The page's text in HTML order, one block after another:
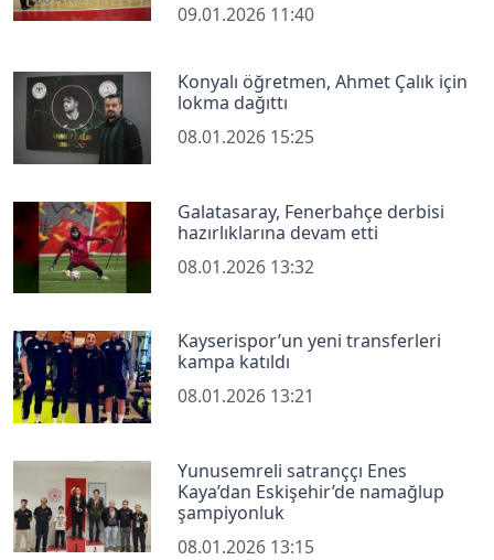
09.01.2026 11:40
Konyalı öğretmen, Ahmet Çalık için
lokma dağıttı
08.01.2026 15:25
Galatasaray, Fenerbahçe derbisi
hazırlıklarına devam etti
08.01.2026 13:32
Kayserispor’un yeni transferleri
kampa katıldı
08.01.2026 13:21
Yunusemreli satranççı Enes
Kaya’dan Eskişehir’de namağlup
şampiyonluk
08.01.2026 13:15